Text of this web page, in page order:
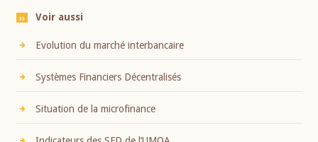
Voir aussi
Evolution du marché interbancaire
Systèmes Financiers Décentralisés
Situation de la microfinance